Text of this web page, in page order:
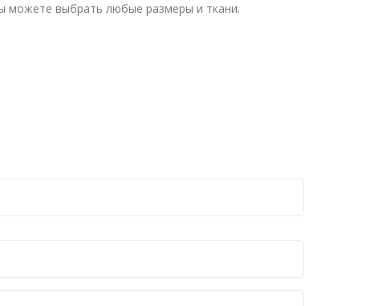
можете выбрать любые размеры и ткани.